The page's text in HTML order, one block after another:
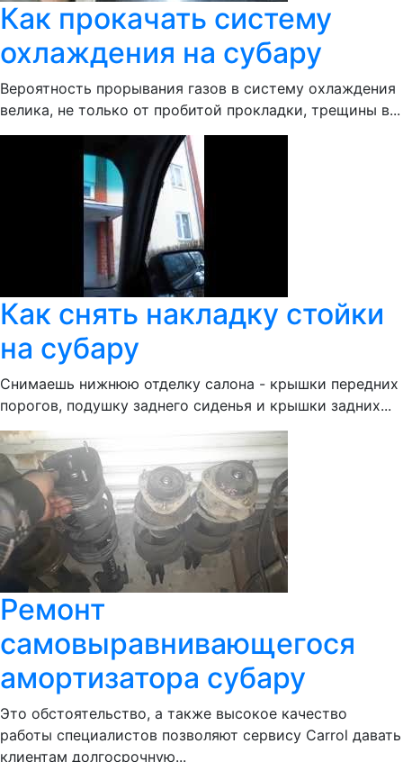
Как прокачать систему
охлаждения на субару
Вероятность прорывания газов в систему охлаждения
велика, не только от пробитой прокладки, трещины в...
Как снять накладку стойки
на субару
Снимаешь нижнюю отделку салона - крышки передних
порогов, подушку заднего сиденья и крышки задних...
Ремонт
самовыравнивающегося
амортизатора субару
Это обстоятельство, а также высокое качество
работы специалистов позволяют сервису Сarrol давать
клиентам долгосрочную...